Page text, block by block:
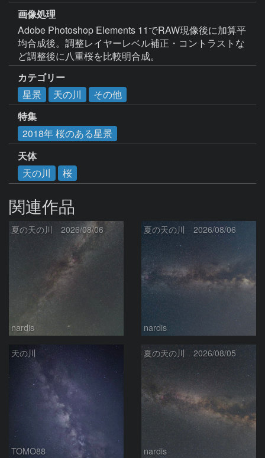
画像処理
Adobe Photoshop Elements 11でRAW現像後に加算平
均合成後。調整レイヤーレベル補正・コントラストな
ど調整後に八重桜を比較明合成。
カテゴリー
星景
天の川
その他
特集
2018年 桜のある星景
天体
天の川
桜
関連作品
夏の天の川 2026/08/06
nardis
夏の天の川 2026/08/06
nardis
天の川
TOMO88
夏の天の川 2026/08/05
nardis